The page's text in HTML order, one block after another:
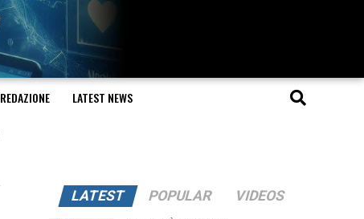
REDAZIONE LATEST NEWS
LATEST POPULAR VIDEOS